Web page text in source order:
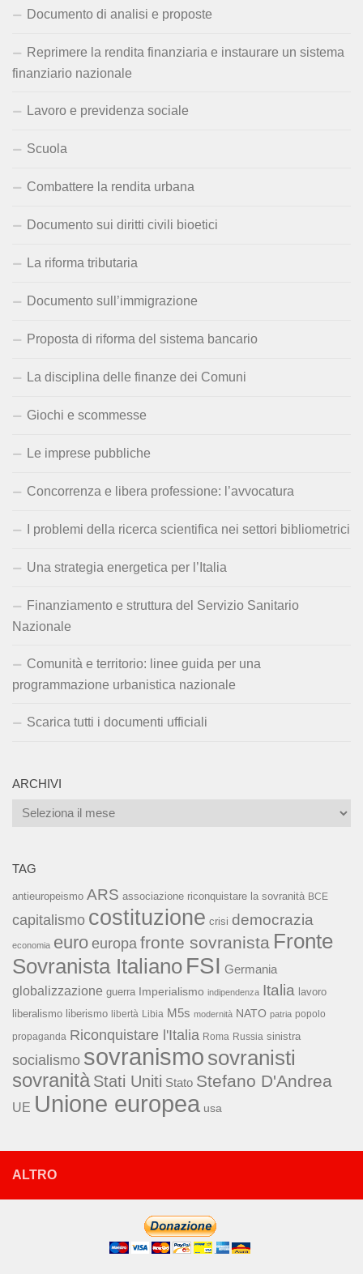
Documento di analisi e proposte
Reprimere la rendita finanziaria e instaurare un sistema
finanziario nazionale
Lavoro e previdenza sociale
Scuola
Combattere la rendita urbana
Documento sui diritti civili bioetici
La riforma tributaria
Documento sull’immigrazione
Proposta di riforma del sistema bancario
La disciplina delle finanze dei Comuni
Giochi e scommesse
Le imprese pubbliche
Concorrenza e libera professione: l’avvocatura
I problemi della ricerca scientifica nei settori bibliometrici
Una strategia energetica per l’Italia
Finanziamento e struttura del Servizio Sanitario
Nazionale
Comunità e territorio: linee guida per una
programmazione urbanistica nazionale
Scarica tutti i documenti ufficiali
ARCHIVI
Archivi
TAG
antieuropeismo ARS associazione riconquistare la sovranità BCE
capitalismo costituzione crisi democrazia
economia euro europa fronte sovranista Fronte
Sovranista Italiano FSI Germania
globalizzazione guerra Imperialismo indipendenza Italia lavoro
liberalismo liberismo libertà Libia M5s modernità NATO patria popolo
propaganda Riconquistare l'Italia Roma Russia sinistra
socialismo sovranismo sovranisti
sovranità Stati Uniti Stato Stefano D'Andrea
UE Unione europea usa
ALTRO